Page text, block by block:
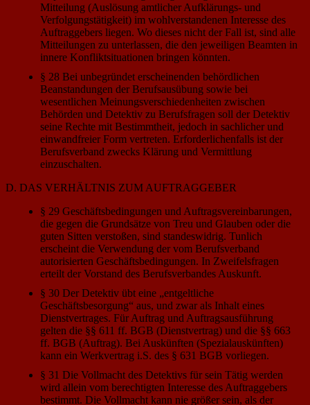
Mitteilung (Auslösung amtlicher Aufklärungs- und
Verfolgungstätigkeit) im wohlverstandenen Interesse des
Auftraggebers liegen. Wo dieses nicht der Fall ist, sind alle
Mitteilungen zu unterlassen, die den jeweiligen Beamten in
innere Konfliktsituationen bringen könnten.
§ 28 Bei unbegründet erscheinenden behördlichen
Beanstandungen der Berufsausübung sowie bei
wesentlichen Meinungsverschiedenheiten zwischen
Behörden und Detektiv zu Berufsfragen soll der Detektiv
seine Rechte mit Bestimmtheit, jedoch in sachlicher und
einwandfreier Form vertreten. Erforderlichenfalls ist der
Berufsverband zwecks Klärung und Vermittlung
einzuschalten.
D. DAS VERHÄLTNIS ZUM AUFTRAGGEBER
§ 29 Geschäftsbedingungen und Auftragsvereinbarungen,
die gegen die Grundsätze von Treu und Glauben oder die
guten Sitten verstoßen, sind standeswidrig. Tunlich
erscheint die Verwendung der vom Berufsverband
autorisierten Geschäftsbedingungen. In Zweifelsfragen
erteilt der Vorstand des Berufsverbandes Auskunft.
§ 30 Der Detektiv übt eine „entgeltliche
Geschäftsbesorgung“ aus, und zwar als Inhalt eines
Dienstvertrages. Für Auftrag und Auftragsausführung
gelten die §§ 611 ff. BGB (Dienstvertrag) und die §§ 663
ff. BGB (Auftrag). Bei Auskünften (Spezialauskünften)
kann ein Werkvertrag i.S. des § 631 BGB vorliegen.
§ 31 Die Vollmacht des Detektivs für sein Tätig werden
wird allein vom berechtigten Interesse des Auftraggebers
bestimmt. Die Vollmacht kann nie größer sein, als der